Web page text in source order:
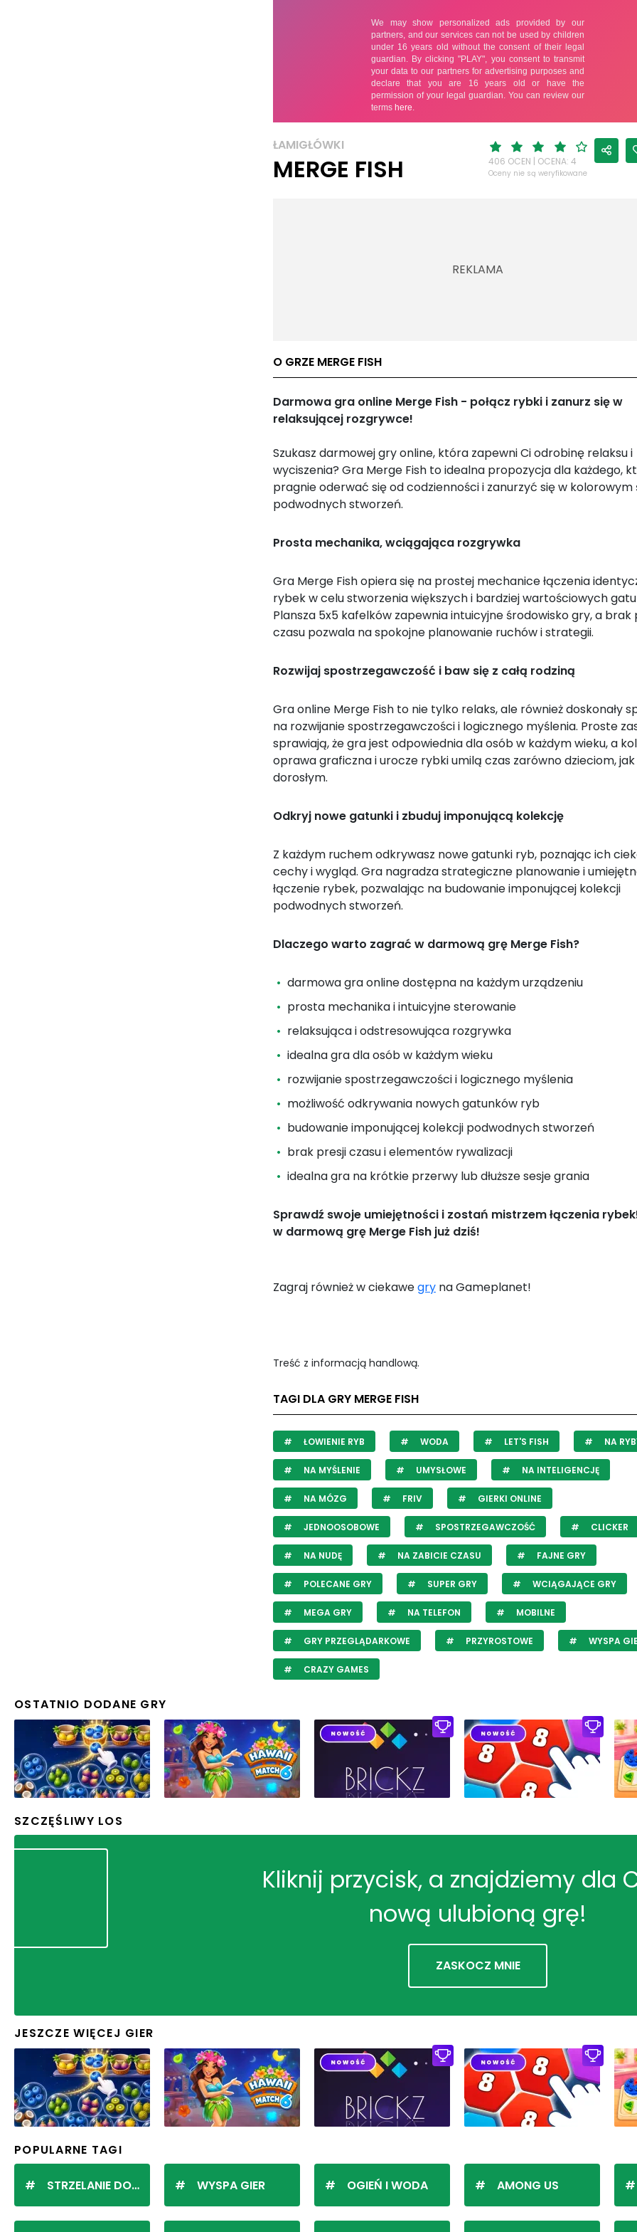
ŁAMIGŁÓWKI
MERGE FISH 406 OCEN | OCENA: 4
Oceny nie są weryfikowane
O GRZE MERGE FISH
Darmowa gra online Merge Fish - połącz rybki i zanurz się w
relaksującej rozgrywce!
Szukasz darmowej gry online, która zapewni Ci odrobinę relaksu i
wyciszenia? Gra Merge Fish to idealna propozycja dla każdego,
pragnie oderwać się od codzienności i zanurzyć się w kolorowym
podwodnych stworzeń.
Prosta mechanika, wciągająca rozgrywka
Gra Merge Fish opiera się na prostej mechanice łączenia
rybek w celu stworzenia większych i bardziej wartościowych
Plansza 5x5 kafelków zapewnia intuicyjne środowisko gry, a brak
czasu pozwala na spokojne planowanie ruchów i strategii.
Rozwijaj spostrzegawczość i baw się z całą rodziną
Gra online Merge Fish to nie tylko relaks, ale również doskonały
na rozwijanie spostrzegawczości i logicznego myślenia. Proste
sprawiają, że gra jest odpowiednia dla osób w każdym wieku, a
oprawa graficzna i urocze rybki umilą czas zarówno dzieciom, jak
dorosłym.
Odkryj nowe gatunki i zbuduj imponującą kolekcję
Z każdym ruchem odkrywasz nowe gatunki ryb, poznając ich
cechy i wygląd. Gra nagradza strategiczne planowanie i
łączenie rybek, pozwalając na budowanie imponującej kolekcji
podwodnych stworzeń.
Dlaczego warto zagrać w darmową grę Merge Fish?
darmowa gra online dostępna na każdym urządzeniu
prosta mechanika i intuicyjne sterowanie
relaksująca i odstresowująca rozgrywka
idealna gra dla osób w każdym wieku
rozwijanie spostrzegawczości i logicznego myślenia
możliwość odkrywania nowych gatunków ryb
budowanie imponującej kolekcji podwodnych stworzeń
brak presji czasu i elementów rywalizacji
idealna gra na krótkie przerwy lub dłuższe sesje grania
Sprawdź swoje umiejętności i zostań mistrzem łączenia
w darmową grę Merge Fish już dziś!
Zagraj również w ciekawegry na Gameplanet!
Treść z informacją handlową.
TAGI DLA GRY MERGE FISH
ŁOWIENIE RYB WODA LET'S FISH NA
NA MYŚLENIE UMYSŁOWE NA INTELIGENCJĘ
NA MÓZG FRIV GIERKI ONLINE
JEDNOOSOBOWE SPOSTRZEGAWCZOŚĆ CLICKER
NA NUDĘ NA ZABICIE CZASU FAJNE GRY
POLECANE GRY SUPER GRY WCIĄGAJĄCE GRY
MEGA GRY NA TELEFON MOBILNE
GRY PRZEGLĄDARKOWE PRZYROSTOWE WYSPA
CRAZY GAMES
OSTATNIO DODANE GRY
SZCZĘŚLIWY LOS
Kliknij przycisk, a znajdziemy dla
nową ulubioną grę!
ZASKOCZ MNIE
JESZCZE WIĘCEJ GIER
POPULARNE TAGI
STRZELANIE DO KULEK WYSPA GIER OGIEŃ I WODA AMONG US